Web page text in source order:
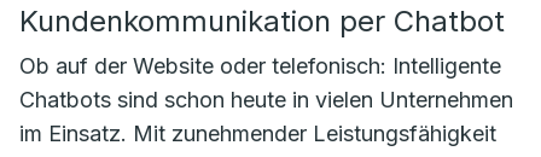
Kundenkommunikation per Chatbot
Ob auf der Website oder telefonisch: Intelligente
Chatbots sind schon heute in vielen Unternehmen
im Einsatz. Mit zunehmender Leistungsfähigkeit